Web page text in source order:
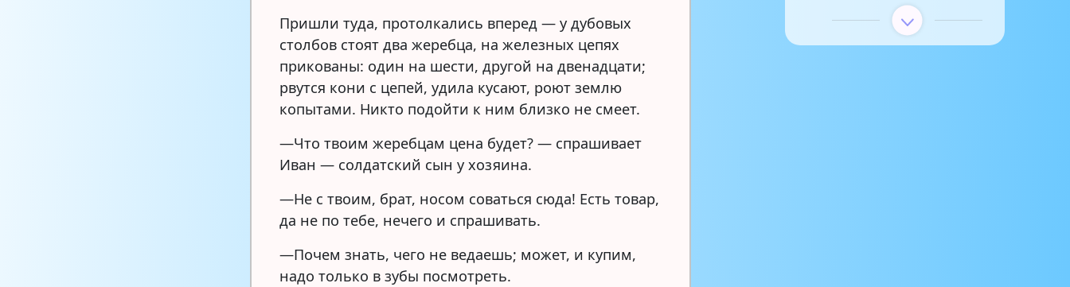
Пришли туда, протолкались вперед — у дубовых
столбов стоят два жеребца, на железных цепях
прикованы: один на шести, другой на двенадцати;
рвутся кони с цепей, удила кусают, роют землю
копытами. Никто подойти к ним близко не смеет.
—Что твоим жеребцам цена будет? — спрашивает
Иван — солдатский сын у хозяина.
—Не с твоим, брат, носом соваться сюда! Есть товар,
да не по тебе, нечего и спрашивать.
—Почем знать, чего не ведаешь; может, и купим,
надо только в зубы посмотреть.